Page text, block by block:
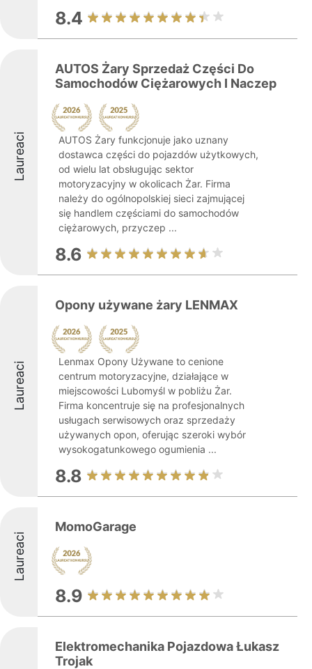
8.4
Laureaci
AUTOS Żary Sprzedaż Części Do
Samochodów Ciężarowych I Naczep
AUTOS Żary funkcjonuje jako uznany
dostawca części do pojazdów użytkowych,
od wielu lat obsługując sektor
motoryzacyjny w okolicach Żar. Firma
należy do ogólnopolskiej sieci zajmującej
się handlem częściami do samochodów
ciężarowych, przyczep ...
8.6
Laureaci
Opony używane żary LENMAX
Lenmax Opony Używane to cenione
centrum motoryzacyjne, działające w
miejscowości Lubomyśl w pobliżu Żar.
Firma koncentruje się na profesjonalnych
usługach serwisowych oraz sprzedaży
używanych opon, oferując szeroki wybór
wysokogatunkowego ogumienia ...
8.8
Laureaci
MomoGarage
8.9
Elektromechanika Pojazdowa Łukasz
Trojak